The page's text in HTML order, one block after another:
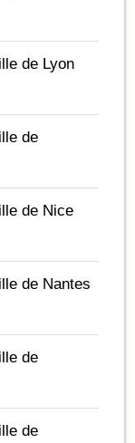
de Lyon
de
de Nice
de Nantes
de
de